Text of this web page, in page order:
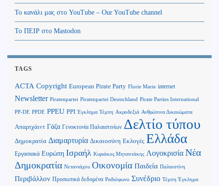
Το κανάλι μας στο YouTube – Our YouTube channel
Το ΠΕΙΡ στο Mastodon
TAGS
ACTA Copyright European Pirate Party Florie Marie internet
Newsletter Piratenpartei Piratenpartei Deutschland Pirate Parties International
PP-DE PPDE PPEU PPI Έγκλημα Τέμπη Ακροδεξιά Ανθρώπινα Δικαιώματα
Απαρτχάιντ Γάζα Γενοκτονία Παλαιστινίων Δελτίο τύπου
Δημοκρατία Διαμαρτυρία Δικαιοσύνη Εκλογές Ελλάδα
Εργασιακά Ευρώπη Ισραήλ Κυριάκος Μητσοτάκης Λογοκρισία Νέα
Δημοκρατία Νετανιάχου Οικονομία Παιδεία Παλαιστίνη
Περιβάλλον Προσωπικά δεδομένα Ραδιόφωνο Συνέδριο Τέμπη Έγκλημα